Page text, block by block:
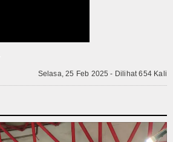
Selasa, 25 Feb 2025 - Dilihat 654 Kali